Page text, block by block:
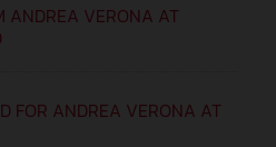
ANDREA VERONA AT
FOR ANDREA VERONA AT